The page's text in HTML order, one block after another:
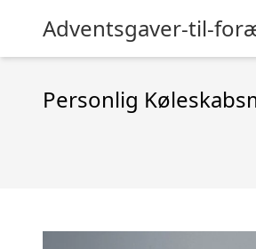
Adventsgaver-til-
Personlig